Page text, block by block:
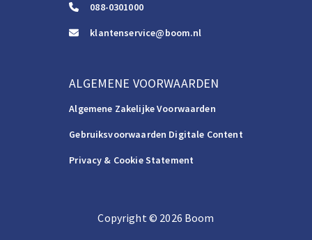
088-0301000
klantenservice@boom.nl
ALGEMENE VOORWAARDEN
Algemene Zakelijke Voorwaarden
Gebruiksvoorwaarden Digitale Content
Privacy & Cookie Statement
Copyright©️ 2026 Boom